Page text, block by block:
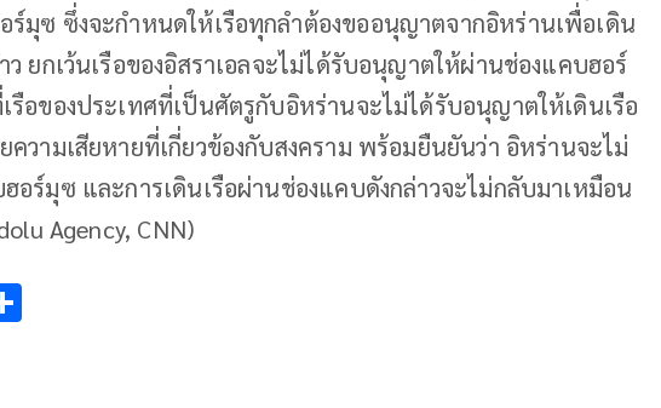
ร์มุซ ซึ่งจะกำหนดให้เรือทุกลำต้องขออนุญาตจากอิหร่านเพื่อเดิน
ว ยกเว้นเรือของอิสราเอลจะไม่ได้รับอนุญาตให้ผ่านช่องแคบฮอร์
อของประเทศที่เป็นศัตรูกับอิหร่านจะไม่ได้รับอนุญาตให้เดินเรือ
ความเสียหายที่เกี่ยวข้องกับสงคราม พร้อมยืนยันว่า อิหร่านจะไม่
อร์มุซ และการเดินเรือผ่านช่องแคบดังกล่าวจะไม่กลับมาเหมือน
Agency, CNN)